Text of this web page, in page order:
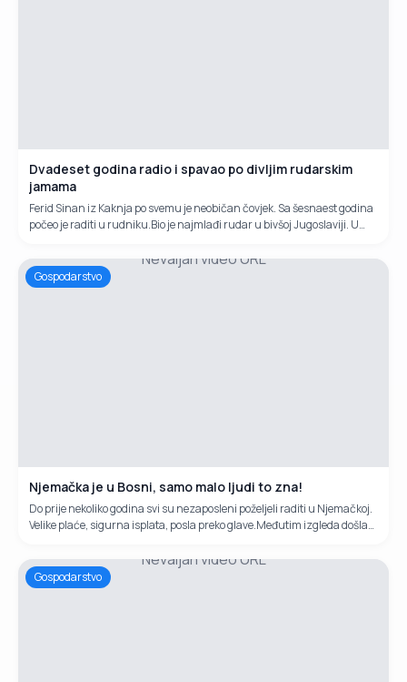
Dvadeset godina radio i spavao po divljim rudarskim
jamama
Ferid Sinan iz Kaknja po svemu je neobičan čovjek. Sa šesnaest godina
počeo je raditi u rudniku.Bio je najmlađi rudar u bivšoj Jugoslaviji. U
Nevaljan video URL
Gospodarstvo
Njemačka je u Bosni, samo malo ljudi to zna!
Do prije nekoliko godina svi su nezaposleni poželjeli raditi u Njemačkoj.
Velike plaće, sigurna isplata, posla preko glave.Međutim izgleda došla
ljudi sve češće se vraćaju iz Njemačke u BiH.Svjedočili smo kako braća
Marjanović iz Đelilovca podno Vlašića svoju sreču pronalaze mešu
svojim ovcama.Bili su u Njemačkoj više godina ali kako reče Ivan
Nevaljan video URL
Gospodarstvo